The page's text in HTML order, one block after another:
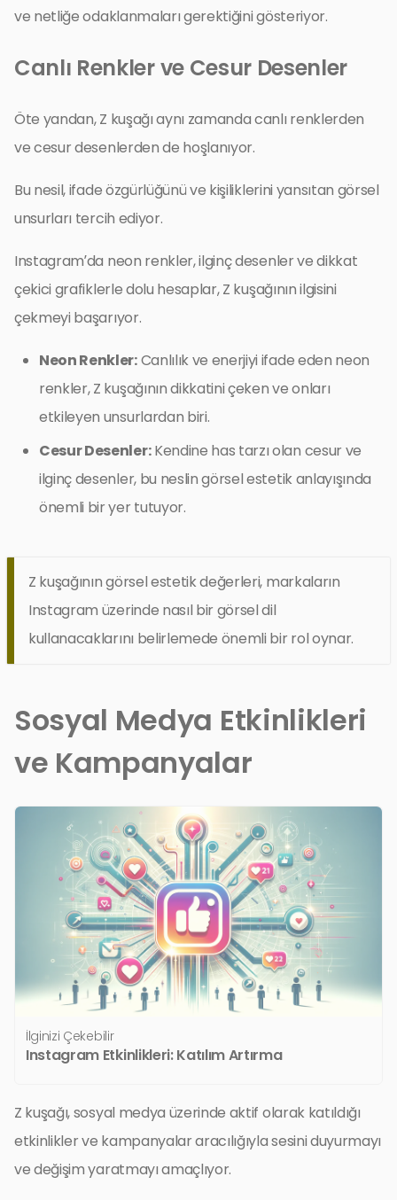
ve netliğe odaklanmaları gerektiğini gösteriyor.
Canlı Renkler ve Cesur Desenler
Öte yandan, Z kuşağı aynı zamanda canlı renklerden
ve cesur desenlerden de hoşlanıyor.
Bu nesil, ifade özgürlüğünü ve kişiliklerini yansıtan görsel
unsurları tercih ediyor.
Instagram’da neon renkler, ilginç desenler ve dikkat
çekici grafiklerle dolu hesaplar, Z kuşağının ilgisini
çekmeyi başarıyor.
Neon Renkler:Canlılık ve enerjiyi ifade eden neon
renkler, Z kuşağının dikkatini çeken ve onları
etkileyen unsurlardan biri.
Cesur Desenler:Kendine has tarzı olan cesur ve
ilginç desenler, bu neslin görsel estetik anlayışında
önemli bir yer tutuyor.
Z kuşağının görsel estetik değerleri, markaların
Instagram üzerinde nasıl bir görsel dil
kullanacaklarını belirlemede önemli bir rol oynar.
Sosyal Medya Etkinlikleri
ve Kampanyalar
İlginizi Çekebilir
Instagram Etkinlikleri: Katılım Artırma
Z kuşağı, sosyal medya üzerinde aktif olarak katıldığı
etkinlikler ve kampanyalar aracılığıyla sesini duyurmayı
ve değişim yaratmayı amaçlıyor.